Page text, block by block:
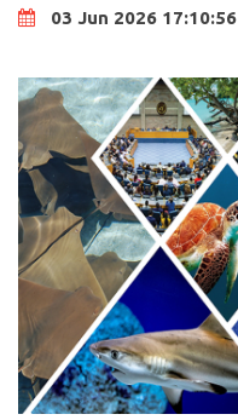
03 Jun 2026 17:10:56